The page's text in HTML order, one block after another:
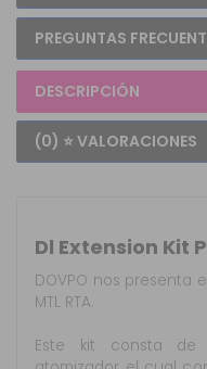
PREGUNTAS
DESCRIPCIÓN
(0) ⭐ VALORACIONES
Dl Extension Kit
DOVPO nos presenta
MTL RTA.
Este kit consta de